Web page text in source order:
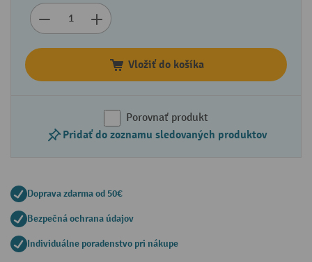
Vložiť do košíka
Porovnať produkt
Pridať do zoznamu sledovaných produktov
Doprava zdarma od 50€
Bezpečná ochrana údajov
Individuálne poradenstvo pri nákupe